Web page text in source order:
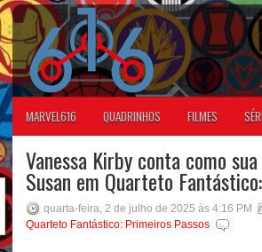
MARVEL616 QUADRINHOS FILMES
Vanessa Kirby conta como
Susan em Quarteto
quarta-feira, 2 de julho de 2025 às 4:16 PM
Quarteto Fantástico: Primeiros Passos